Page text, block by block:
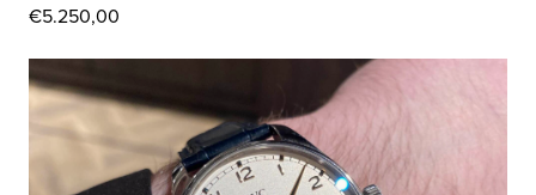
€5.250,00